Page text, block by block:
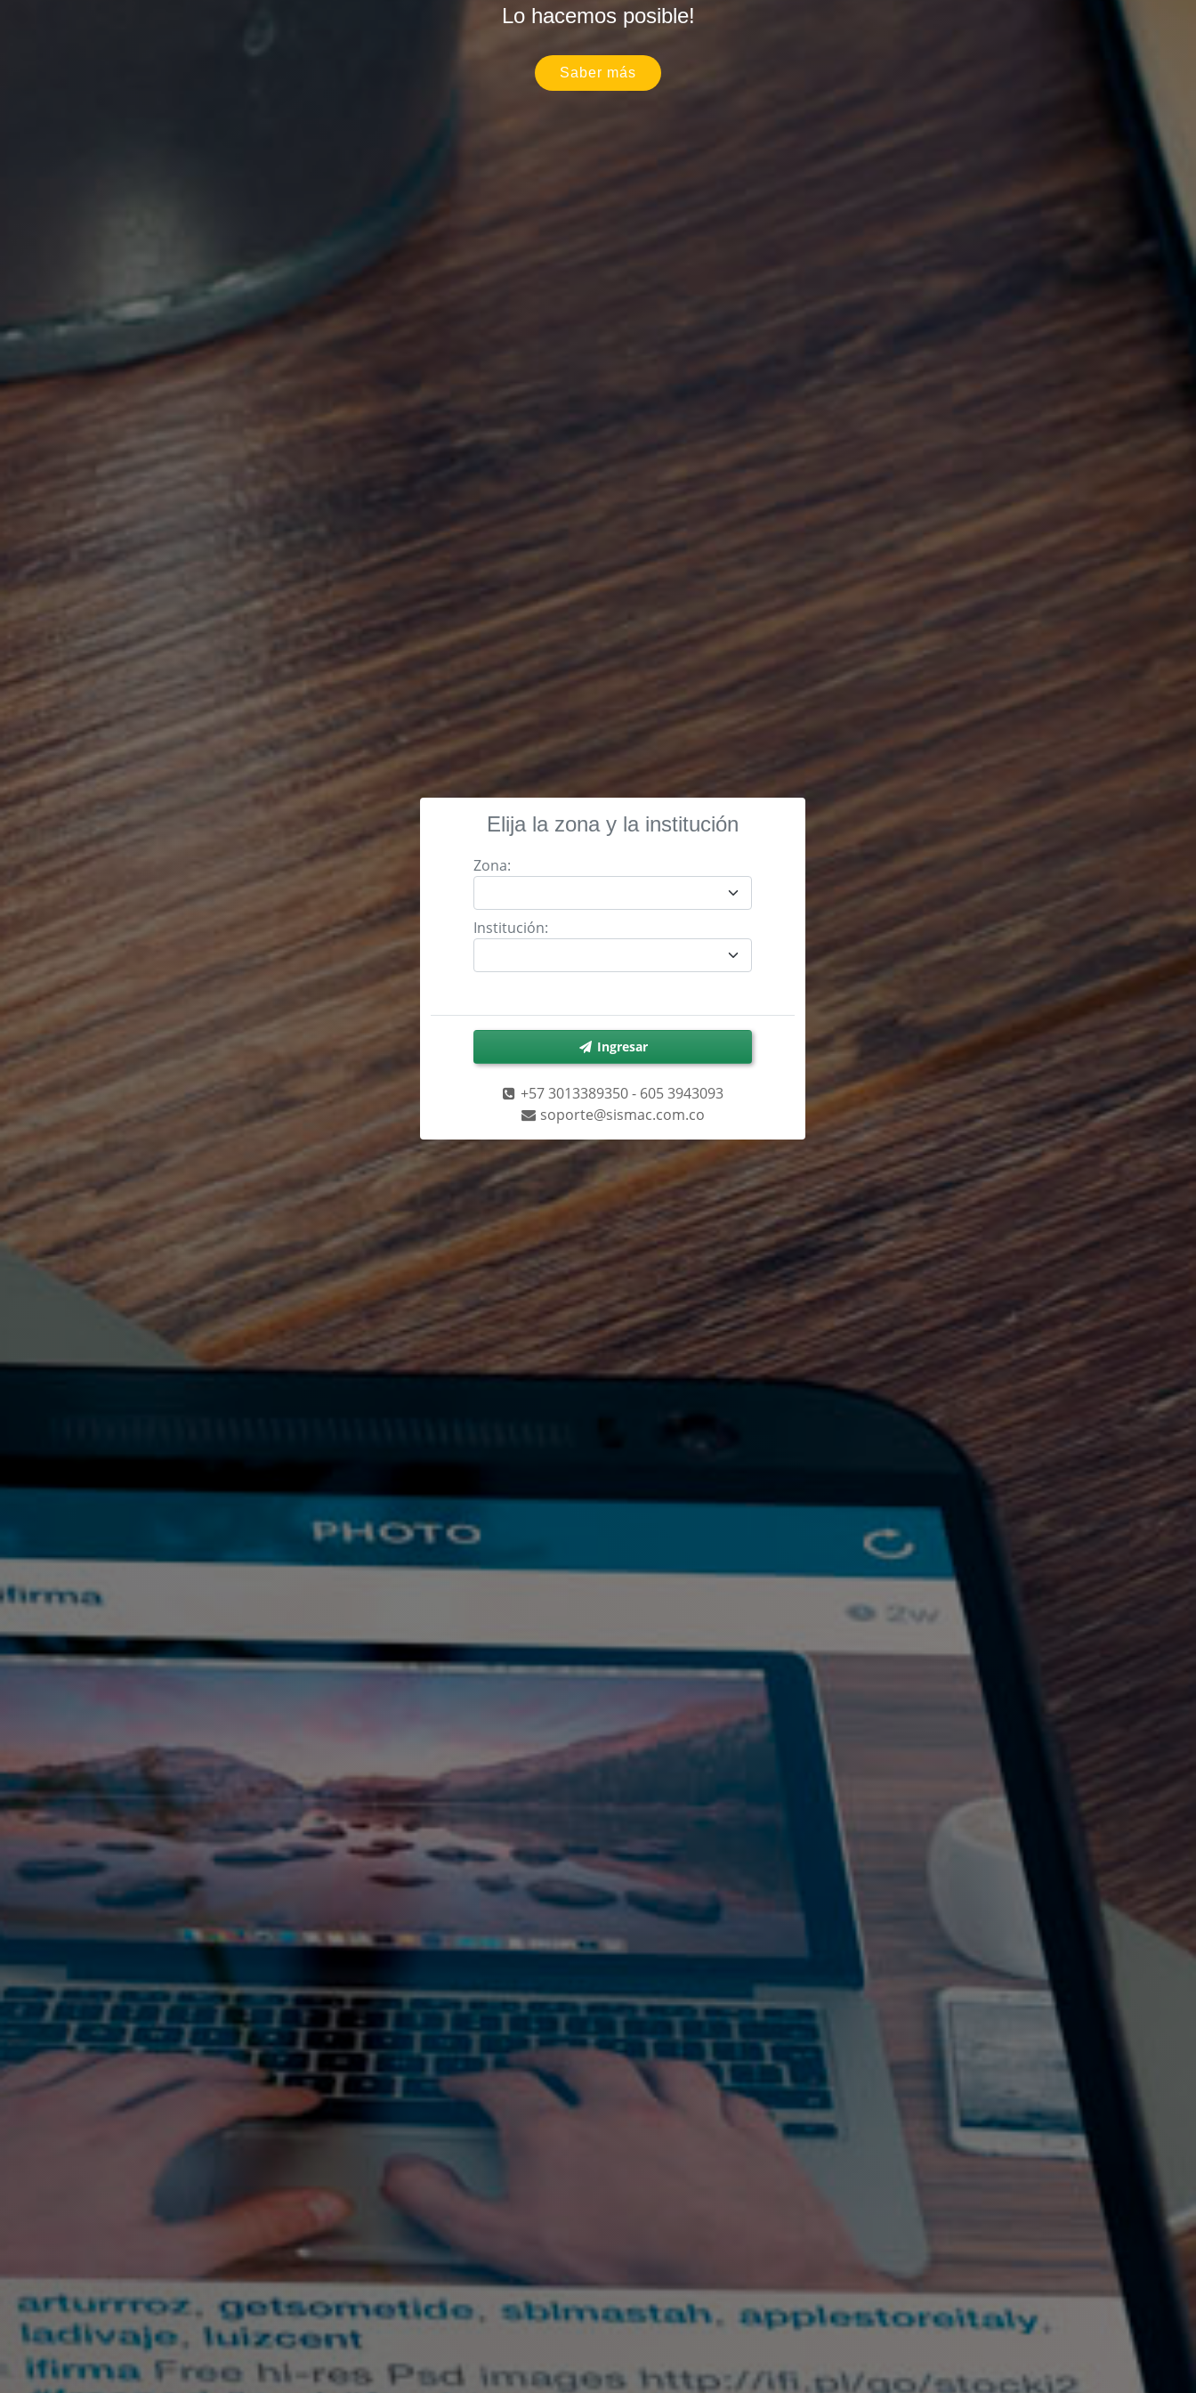
Lo hacemos posible!
Saber más
Elija la zona y la institución
Zona:
Institución:
Ingresar
+57 3013389350 - 605 3943093
soporte@sismac.com.co